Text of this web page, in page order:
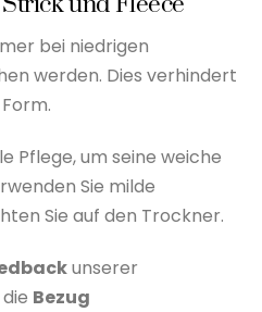
bei niedrigen
werden. Dies verhindert
Pflege, um seine weiche
Sie milde
Sie auf den Trockner.
unserer
Bezug